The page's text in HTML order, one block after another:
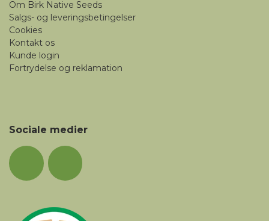
Om Birk Native Seeds
Salgs- og leveringsbetingelser
Cookies
Kontakt os
Kunde login
Fortrydelse og reklamation
Sociale medier